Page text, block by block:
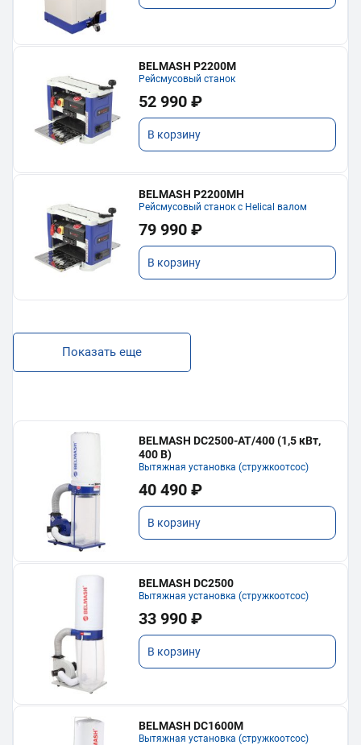
BELMASH P2200M
Рейсмусовый станок
52 990 ₽
В корзину
BELMASH P2200MH
Рейсмусовый станок с Helical валом
79 990 ₽
В корзину
Показать еще
BELMASH DC2500-AT/400 (1,5 кВт,
400 В)
Вытяжная установка (стружкоотсос)
40 490 ₽
В корзину
BELMASH DC2500
Вытяжная установка (стружкоотсос)
33 990 ₽
В корзину
BELMASH DC1600M
Вытяжная установка (стружкоотсос)